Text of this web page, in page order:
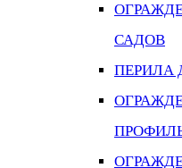
САДОВ
ПЕРИЛА